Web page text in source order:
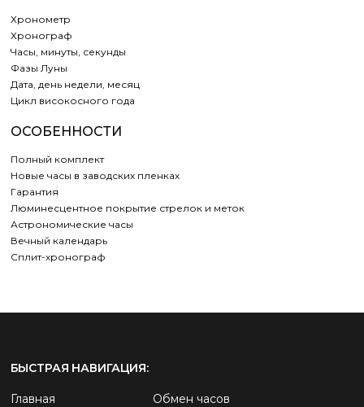
Хронометр
Хронограф
Часы, минуты, секунды
Фазы Луны
Дата, день недели, месяц
Цикл високосного года
ОСОБЕННОСТИ
Полный комплект
Новые часы в заводских пленках
Гарантия
Люминесцентное покрытие стрелок и меток
Астрономические часы
Вечный календарь
Сплит-хронограф
БЫСТРАЯ НАВИГАЦИЯ:
Главная
Обмен часов